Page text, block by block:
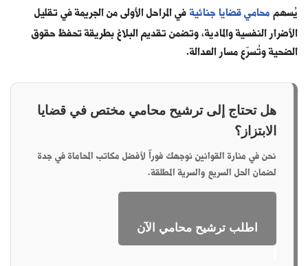
يُسهممحامي قضايا جنائيةفي المراحل الأولى من الجريمة في تقليل
الأضرار النفسية والمادية، وتضمن تقديم البلاغ بطريقة تحفظ حقوق
الضحية وتُسرّع مسار العدالة.
هل تحتاج إلى ترشيح محامي مختص في قضايا
الابتزاز؟
نحن في منارة القوانين نوجهك فوراً لأفضل مكاتب المحاماة في جدة
لضمان الحل السريع والسرية المطلقة.
اطلب ترشيح محامي الآن